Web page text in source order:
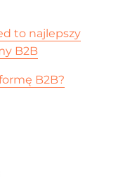
to najlepszy
B2B
B2B?